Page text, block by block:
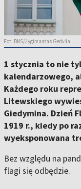
Fot. BNS/Žygimantas Gedvila
1 stycznia to nie
kalendarzowego,
Każdego roku
Litewskiego
Giedymina. Dzień
1919 r., kiedy po
wyeksponowana
Bez względu na
flagi się odbędzie.